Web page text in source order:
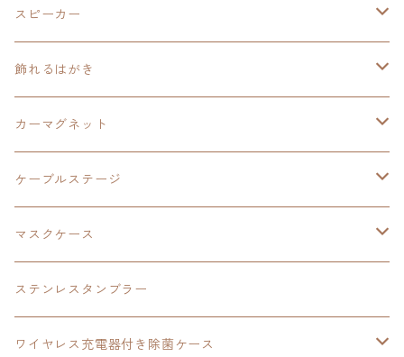
オーロラアクリルスタンド
ダブルアクリルキーチェーン
3in1充電ケーブル
カードサイズスピーカー
黎の軌跡Ⅱ
イースⅩ
東亰ザナドゥeX+
極厚アクリルキーチェーン
オーロラアクリルスタンド
イースvs空の軌跡
軌跡シリーズ20周年
界の軌跡
アクリルマグネット
空の軌跡1st
イースⅨ
黎の軌跡
黎の軌跡Ⅱ
空の軌跡1st
界の軌跡
手塚治虫
ウルトラマン
タツノコプロ
ドラえもん
碧の軌跡：改
創の軌跡
黎の軌跡
黎の軌跡Ⅱ
界の軌跡
零の軌跡：改
碧の軌跡：改
創の軌跡
イースⅨ
閃の軌跡
閃の軌跡Ⅳ
零の軌跡：改
碧の軌跡：改
創の軌跡
40周年記念
スピーカー
置くだけスピーカー
碧の軌跡：改
創の軌跡
バイブレーションスピーカー
軌跡シリーズ15周年
創の軌跡
飾れるはがき
閃の軌跡Ⅳ
イースⅨ
創の軌跡
カーマグネット
軌跡シリーズ
ケーブルステージ
閃の軌跡Ⅲ
創の軌跡
マスクケース
創の軌跡
ステンレスタンブラー
ワイヤレス充電器付き除菌ケース